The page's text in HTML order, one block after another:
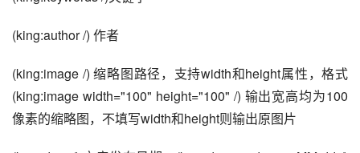
(king:author /) 作者
(king:image /) 缩略图路径，支持width和height属性，格式
(king:image width="100" height="100" /) 输出宽高均为100
像素的缩略图，不填写width和height则输出原图片